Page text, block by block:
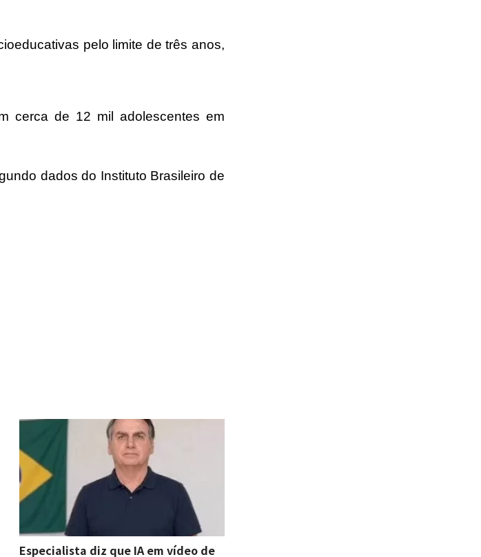
pelo limite de três anos,
cerca de 12 mil adolescentes em
dados do Instituto Brasileiro de
Especialista diz que IA em vídeo de